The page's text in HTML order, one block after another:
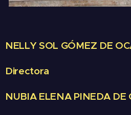
NELLY SOL GÓMEZ DE
Directora
NUBIA ELENA PINEDA DE